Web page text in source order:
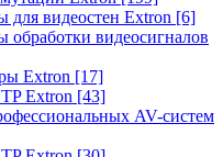
для видеостен Extron [6]
обработки видеосигналов
Extron [17]
Extron [43]
AV-систем